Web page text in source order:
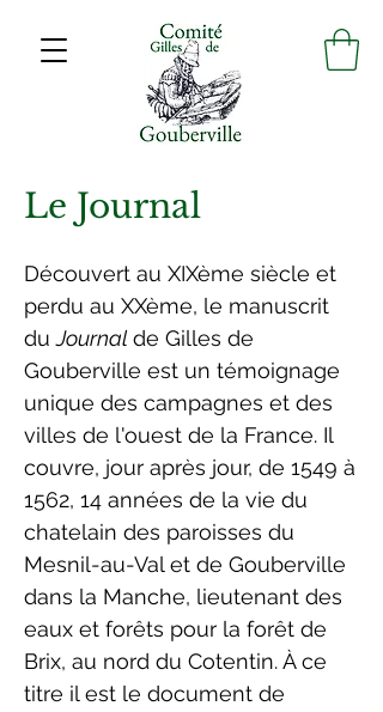
Le Journal
Découvert au XIXème siècle et
perdu au XXème, le manuscrit
duJournal de Gilles de
Gouberville est un témoignage
unique des campagnes et des
villes de l'ouest de la France. Il
couvre, jour après jour, de 1549 à
1562, 14 années de la vie du
chatelain des paroisses du
Mesnil-au-Val et de Gouberville
dans la Manche, lieutenant des
eaux et forêts pour la forêt de
Brix, au nord du Cotentin. À ce
titre il est le document de